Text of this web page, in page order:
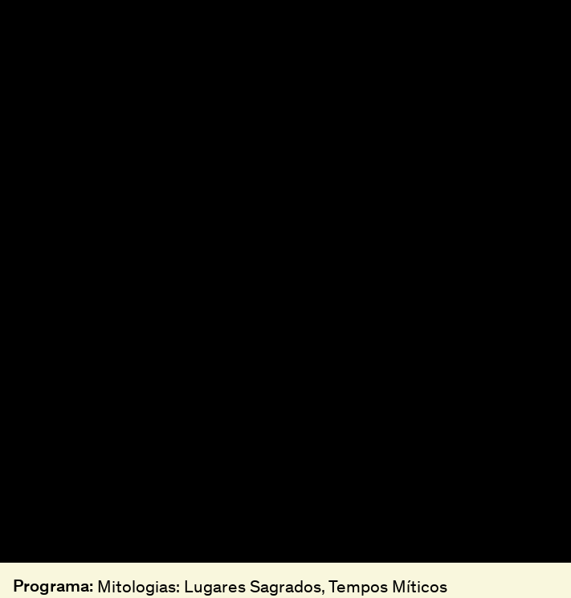
Programa: Mitologias: Lugares Sagrados, Tempos Míticos